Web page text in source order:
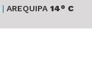
| AREQUIPA 14° C